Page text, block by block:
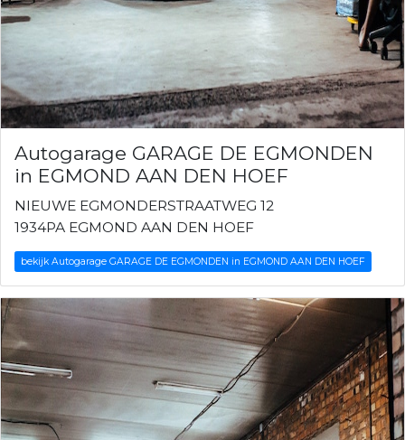
Autogarage GARAGE DE EGMONDEN
in EGMOND AAN DEN HOEF
NIEUWE EGMONDERSTRAATWEG 12
1934PA EGMOND AAN DEN HOEF
bekijk Autogarage GARAGE DE EGMONDEN in EGMOND AAN DEN HOEF